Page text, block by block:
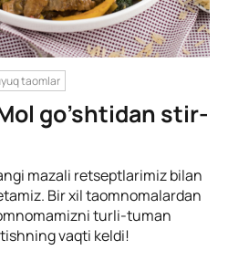
taomlar
go’shtidan stir-
mazali retseptlarimiz bilan
Bir xil taomnomalardan
turli-tuman
vaqti keldi!